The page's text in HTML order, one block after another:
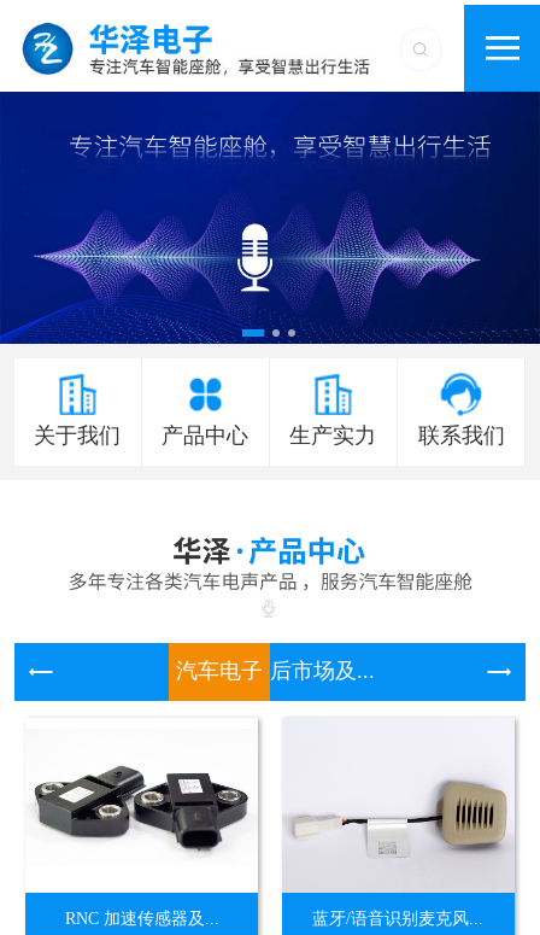
关于我们 产品中心 生产实力 联系我们
汽车电子 后市场及...
RNC 加速传感器及... 蓝牙/语音识别麦克风...